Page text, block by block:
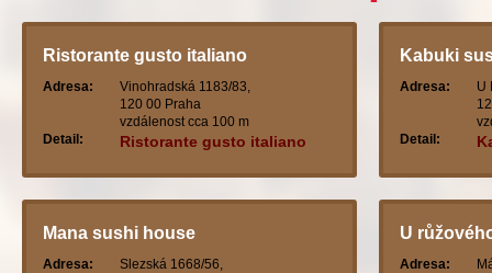
Ristorante gusto italiano
Adresa:
Vinohradská 1183/83,
120 00 Praha
vzdálenost cca 100 m
Detail:
Ristorante gusto italiano
Kabuki
Adresa:
U
Detail:
Mana sushi house
Adresa:
Slezská 1668/56,
U
Adresa: